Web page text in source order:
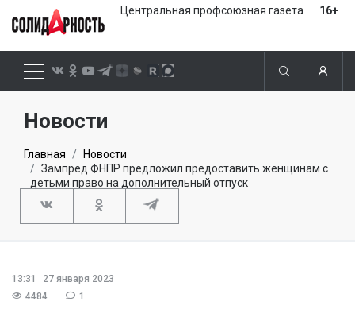
Центральная профсоюзная газета 16+
Новости
Главная
Новости
Зампред ФНПР предложил предоставить женщинам с
детьми право на дополнительный отпуск
13:31
27 января 2023
4484
1